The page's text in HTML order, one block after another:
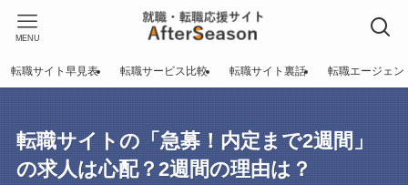
MENU
転職サイト早見表 転職サービス比較 転職サイト裏話 転職エージェン
転職サイトの「急募！内定まで2週間」
の求人は心配？2週間の理由は？